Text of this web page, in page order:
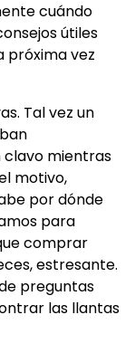
cuándo
útiles
próxima vez
Tal vez un
clavo mientras
motivo,
por dónde
para
comprar
estresante.
preguntas
las llantas